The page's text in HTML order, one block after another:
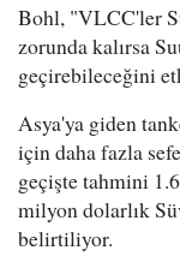
Bohl, "VLCC'ler
zorunda kalırsa
geçirebileceğini
Asya'ya giden
için daha fazla
geçişte tahmini
milyon dolarlık
belirtiliyor.